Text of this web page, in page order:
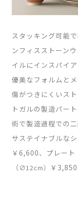
スタッキング可能
ンフィスストーン
イルにインスパイ
優美なフォルムと
傷がつきにくいス
トガルの製造パー
術で製造過程での
サステイナブルな
￥6,600、プレー
（∅12cm） ￥